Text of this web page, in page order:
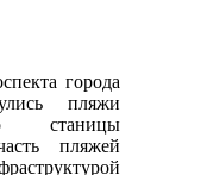
города
пляжи
станицы
пляжей